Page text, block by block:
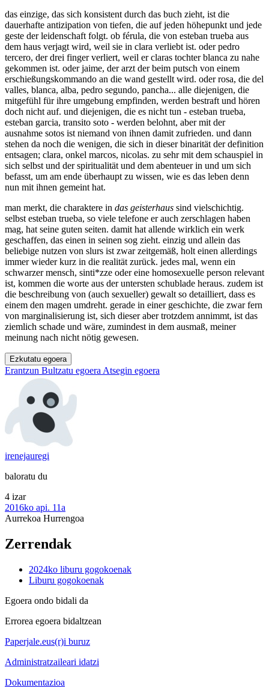
das einzige, das sich konsistent durch das buch zieht, ist die
dauerhafte antizipation von tiefen, die auf jeden höhepunkt und jede
geste der leidenschaft folgt. ob férula, die von esteban trueba aus
dem haus verjagt wird, weil sie in clara verliebt ist. oder pedro
tercero, der drei finger verliert, weil er claras tochter blanca zu nahe
gekommen ist. oder jaime, der arzt der beim putsch von einem
erschießungskommando an die wand gestellt wird. oder rosa, die del
valles, blanca, alba, pedro segundo, pancha... alle diejenigen, die
mitgefühl für ihre umgebung empfinden, werden bestraft und hören
doch nicht auf. und diejenigen, die es nicht tun - esteban trueba,
esteban garcia, transito soto - werden belohnt, aber mit der
ausnahme sotos ist niemand von ihnen damit zufrieden. und dann
stehen da noch die wenigen, die sich in dieser binarität der definition
entsagen; clara, onkel marcos, nicolas. zu sehr mit dem schauspiel in
sich selbst und der spiritualität und dem abenteuer in und um sich
befasst, um am ende überhaupt zu wissen, wie es das leben denn
nun mit ihnen gemeint hat.
man merkt, die charaktere in das geisterhaus sind vielschichtig.
selbst esteban trueba, so viele telefone er auch zerschlagen haben
mag, hat seine guten seiten. damit hat allende wirklich ein werk
geschaffen, das einen in seinen sog zieht. einzig und allein das
beliebige nutzen von slurs ist zwar zeitgemäß, holt einen allerdings
immer wieder kurz in die realität zurück. jedes mal, wenn ein
schwarzer mensch, sinti*zze oder eine homosexuelle person relevant
ist, kommen die worte aus der untersten schublade heraus. zudem ist
die beschreibung von (auch sexueller) gewalt so detailliert, dass es
einem den magen umdreht. gerade in einer geschichte, die zwar fern
von marginalisierung ist, sich dieser aber trotzdem annimmt, ist das
ziemlich schade und wäre, zumindest in dem ausmaß, meiner
meinung nach nicht nötig gewesen.
Ezkutatu egoera
Erantzun Bultzatu egoeraAtsegin egoera
irenejauregi
baloratu du
4 izar
2016ko api. 11a
Aurrekoa Hurrengoa
Zerrendak
2024ko liburu gogokoenak
Liburu gogokoenak
Egoera ondo bidali da
Errorea egoera bidaltzean
Paperjale.eus(r)i buruz
Administratzaileari idatzi
Dokumentazioa